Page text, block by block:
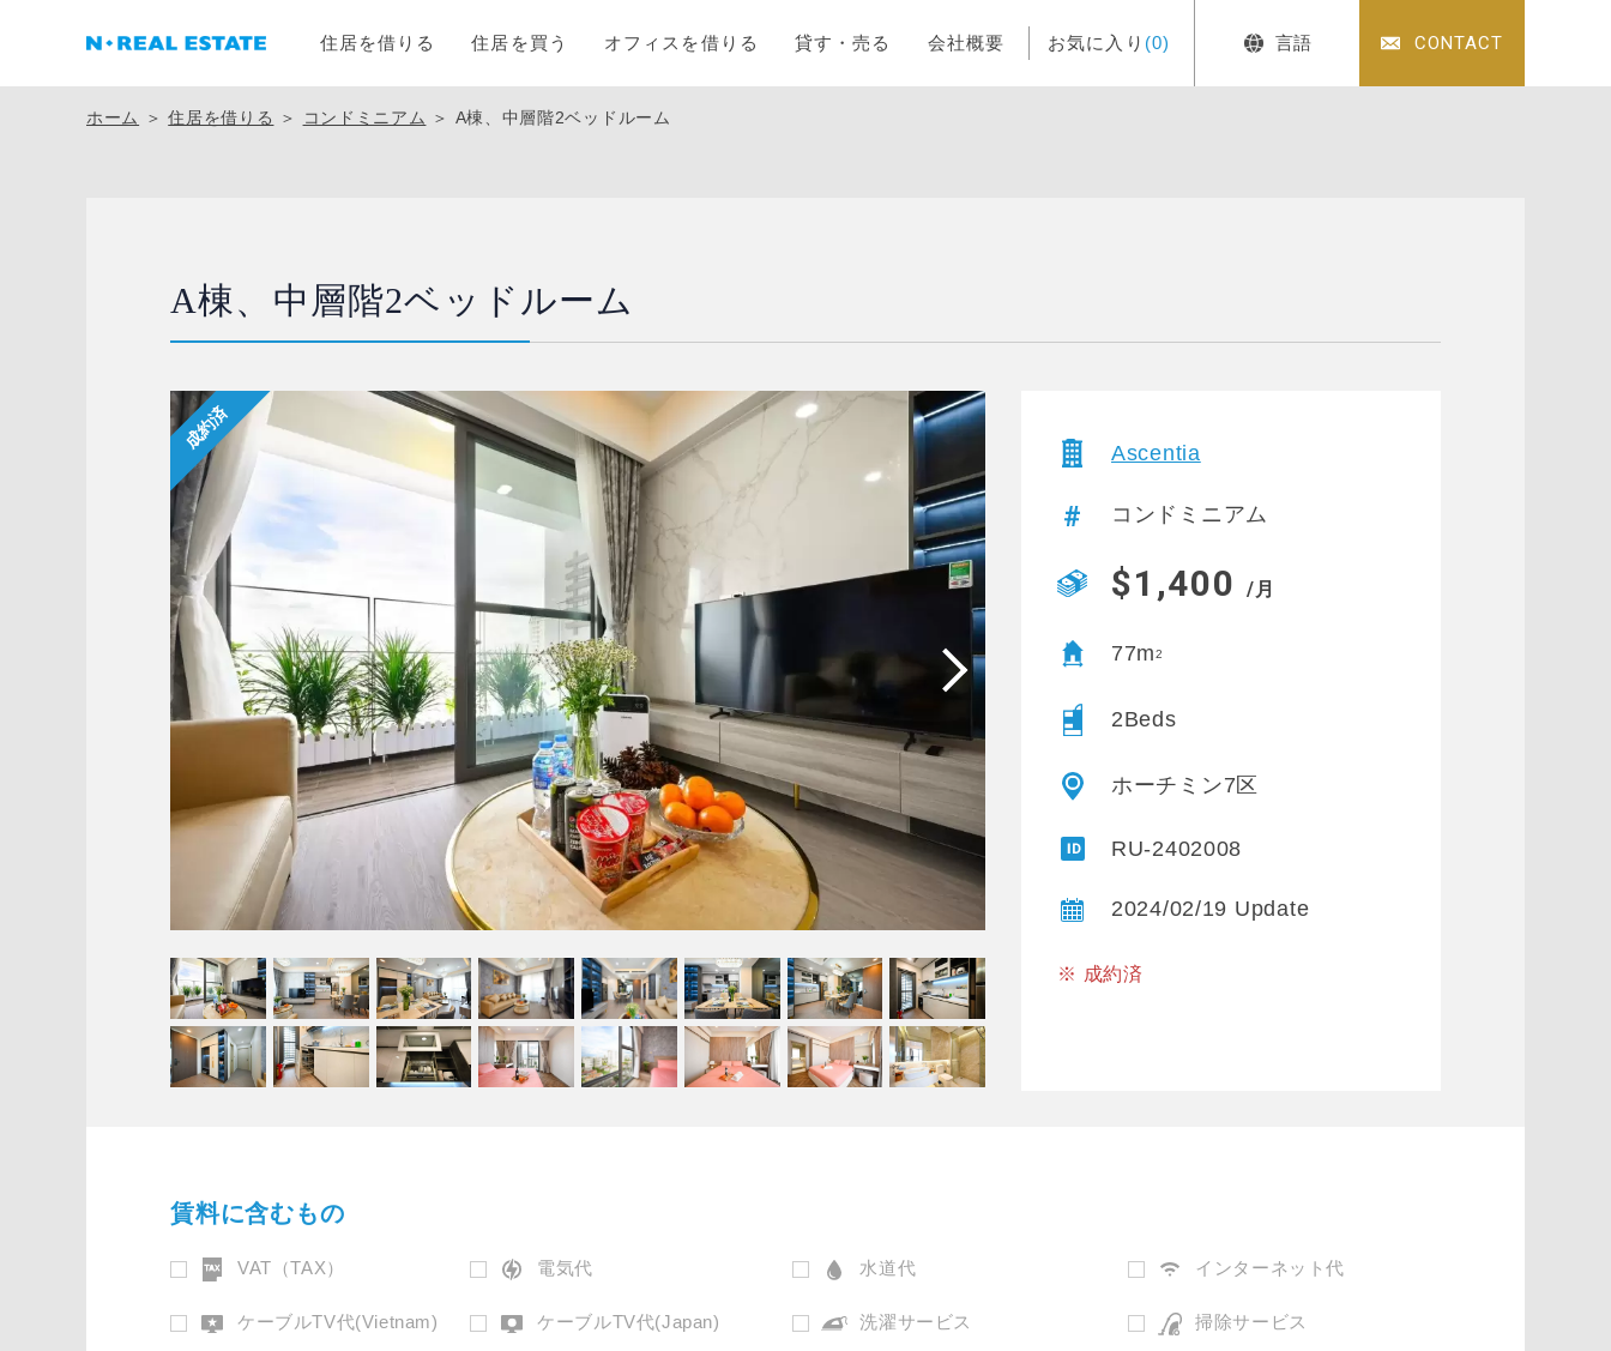
住居を借りる 住居を買う オフィスを借りる 貸す・売る 会社概要 お気に入り (0) 言語 CONTACT
ホーム ＞住居を借りる ＞ コンドミニアム ＞ A棟、中層階2ベッドルーム
A棟、中層階2ベッドルーム
Ascentia
コンドミニアム
$1,400 /月
77m2
2Beds
ホーチミン7区
RU-2402008
2024/02/19 Update
※ 成約済
賃料に含むもの
VAT（TAX） 電気代 水道代 インターネット代
ケーブルTV代(Vietnam) ケーブルTV代(Japan) 洗濯サービス 掃除サービス